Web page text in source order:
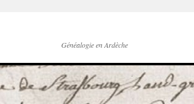
Généalogie en Ardèche